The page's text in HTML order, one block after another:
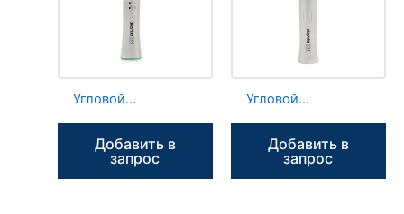
Угловой
имплантатов ZC3
20:1 с
оптоволоконным
Добавить в
запрос
Угловой
имплантации ZC2
20:1,
светодиодный
Добавить в
запрос